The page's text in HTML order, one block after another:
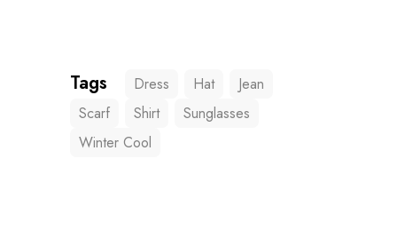
Tags Dress Hat
Jean
Scarf
Shirt
Sunglasses
Winter Cool